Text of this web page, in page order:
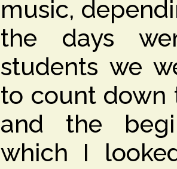
music,
the days
students we
to count down
and the
which I